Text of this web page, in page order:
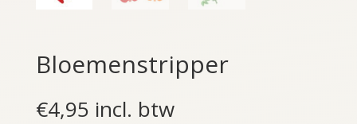
Bloemenstripper
€4,95 incl. btw